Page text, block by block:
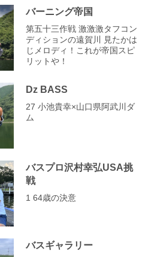
バーニング帝国
第五十三作戦 激激激タフコン
ディションの遠賀川 見たかは
じメロディ！これが帝国スピ
リットや！
Dz BASS
27 小池貴幸×山口県阿武川ダ
ム
バスプロ沢村幸弘USA挑
戦
1 64歳の決意
バスギャラリー